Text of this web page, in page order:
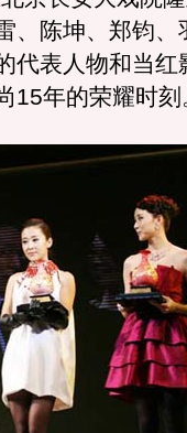
、陈坤、郑钧、
代表人物和当红
15年的荣耀时刻